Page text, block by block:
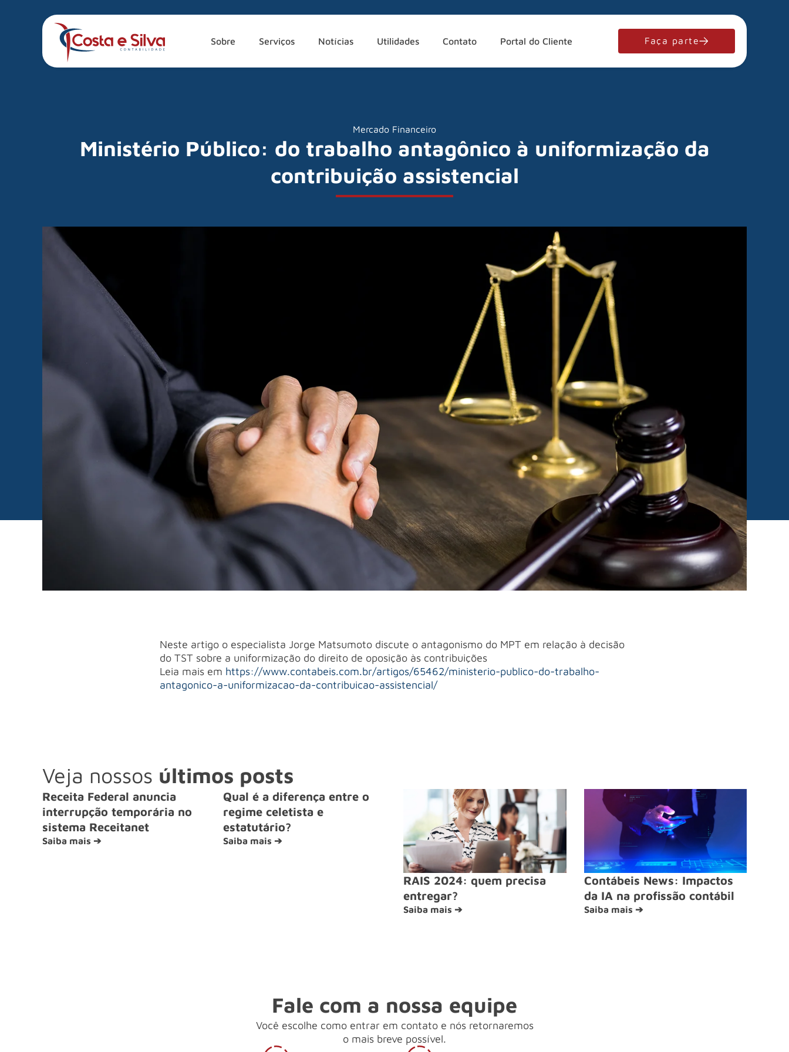
Sobre Serviços Notícias Utilidades Contato Portal do Cliente Faça parte
Mercado Financeiro
Ministério Público: do trabalho antagônico à uniformização da
contribuição assistencial
Neste artigo o especialista Jorge Matsumoto discute o antagonismo do MPT em relação à decisão
do TST sobre a uniformização do direito de oposição às contribuições
Leia mais em https://www.contabeis.com.br/artigos/65462/ministerio-publico-do-trabalho-
antagonico-a-uniformizacao-da-contribuicao-assistencial/
Veja nossos últimos posts
Receita Federal anuncia
interrupção temporária no
sistema Receitanet
Saiba mais ➔
Qual é a diferença entre o
regime celetista e
estatutário?
Saiba mais ➔
RAIS 2024: quem precisa
entregar?
Saiba mais ➔
Contábeis News: Impactos
da IA na profissão contábil
Saiba mais ➔
Fale com a nossa equipe
Você escolhe como entrar em contato e nós retornaremos
o mais breve possível.